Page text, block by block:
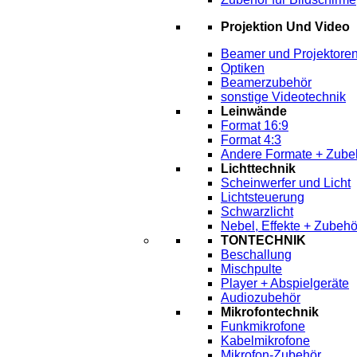
Projektion Und Video
Beamer und Projektoren
Optiken
Beamerzubehör
sonstige Videotechnik
Leinwände
Format 16:9
Format 4:3
Andere Formate +
Lichttechnik
Scheinwerfer und Licht
Lichtsteuerung
Schwarzlicht
Nebel, Effekte +
TONTECHNIK
Beschallung
Mischpulte
Player + Abspielgeräte
Audiozubehör
Mikrofontechnik
Funkmikrofone
Kabelmikrofone